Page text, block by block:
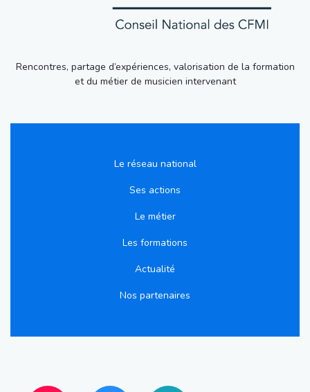
Rencontres, partage d’expériences, valorisation de la formation
et du métier de musicien intervenant
Le réseau national
Ses actions
Le métier
Les formations
Actualité
Nos partenaires